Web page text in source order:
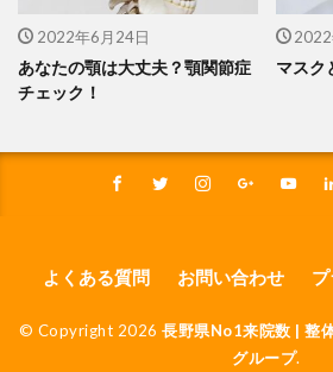
2022年6月24日
あなたの顎は大丈夫？顎関節症
チェック！
マスク
よくある質問 お問い合わせ
© Copyright 2026長野県No1来院数 | 整
グループ.